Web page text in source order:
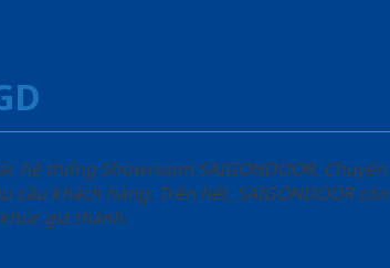
hệ thống Showroom SAIGONDOOR. Chuyên
khách hàng. Trên hết, SAIGONDOOR còn
giá thành.